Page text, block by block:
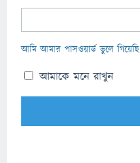
আমি আমার পাসওয়ার্ড ভুলে গিয়েছি
আমাকে মনে রাখুন